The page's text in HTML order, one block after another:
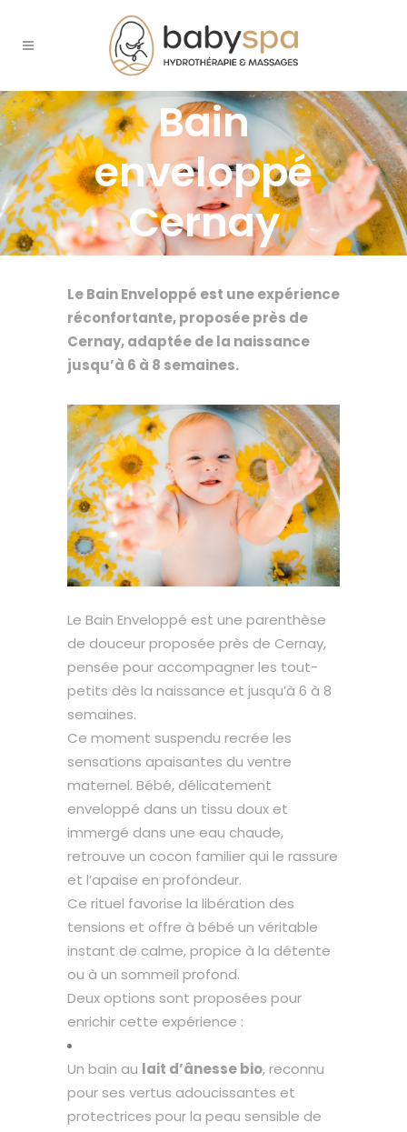
Bain
enveloppé
Cernay
Le Bain Enveloppé est une expérience
réconfortante, proposée près de
Cernay, adaptée de la naissance
jusqu’à 6 à 8 semaines.
Le Bain Enveloppé est une parenthèse
de douceur proposée près de Cernay,
pensée pour accompagner les tout-
petits dès la naissance et jusqu’à 6 à 8
semaines.
Ce moment suspendu recrée les
sensations apaisantes du ventre
maternel. Bébé, délicatement
enveloppé dans un tissu doux et
immergé dans une eau chaude,
retrouve un cocon familier qui le rassure
et l’apaise en profondeur.
Ce rituel favorise la libération des
tensions et offre à bébé un véritable
instant de calme, propice à la détente
ou à un sommeil profond.
Deux options sont proposées pour
enrichir cette expérience :
Un bain au lait d’ânesse bio, reconnu
pour ses vertus adoucissantes et
protectrices pour la peau sensible de